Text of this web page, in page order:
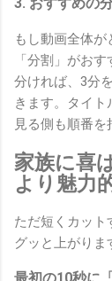
もし動画全体が
「分割」がお
分ければ、3分
きます。タイト
見る側も順番を
家族に喜
より魅力
ただ短くカット
グッと上がりま
最初の10秒に